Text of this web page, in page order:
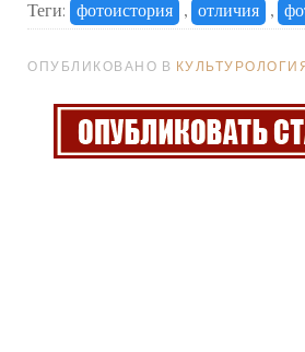
Теги: фотоистория , отличия ,
ОПУБЛИКОВАНО В